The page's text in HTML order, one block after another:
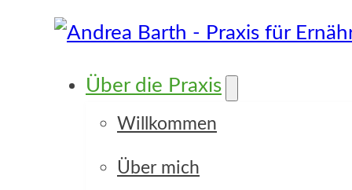
Über die Praxis
Willkommen
Über mich